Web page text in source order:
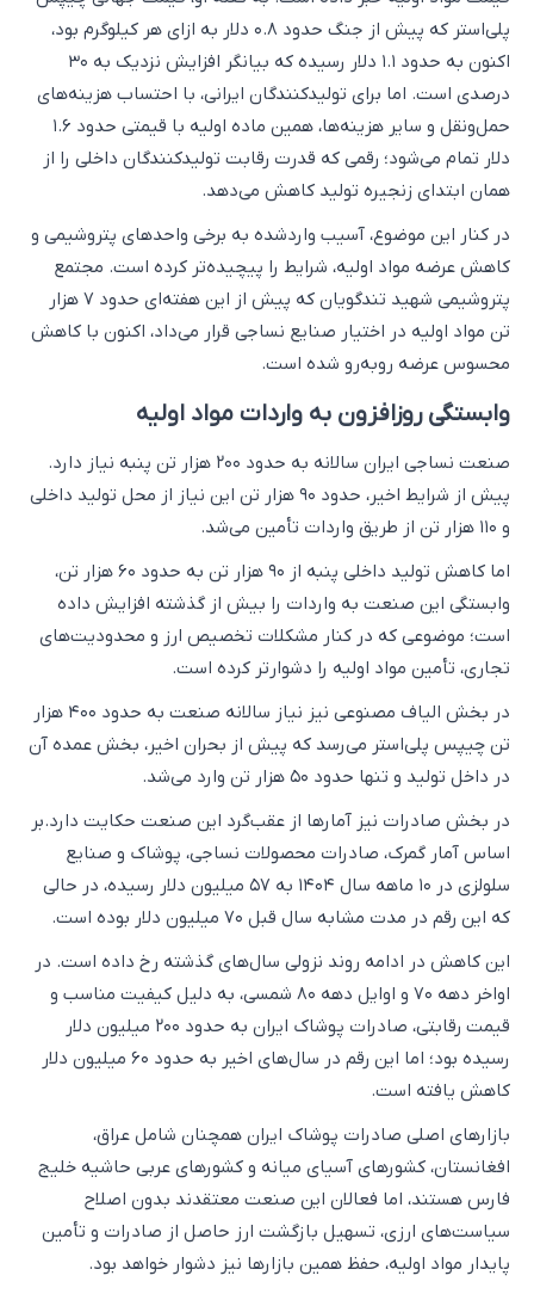
پلی‌استر که پیش از جنگ حدود ۰.۸ دلار به ازای هر کیلوگرم بود،
اکنون به حدود ۱.۱ دلار رسیده که بیانگر افزایش نزدیک به ۳۰
درصدی است. اما برای تولیدکنندگان ایرانی، با احتساب هزینه‌های
حمل‌ونقل و سایر هزینه‌ها، همین ماده اولیه با قیمتی حدود ۱.۶
دلار تمام می‌شود؛ رقمی که قدرت رقابت تولیدکنندگان داخلی را از
همان ابتدای زنجیره تولید کاهش می‌دهد.
در کنار این موضوع، آسیب واردشده به برخی واحدهای پتروشیمی و
کاهش عرضه مواد اولیه، شرایط را پیچیده‌تر کرده است. مجتمع
پتروشیمی شهید تندگویان که پیش از این هفته‌ای حدود ۷ هزار
تن مواد اولیه در اختیار صنایع نساجی قرار می‌داد، اکنون با کاهش
محسوس عرضه روبه‌رو شده است.
وابستگی روزافزون به واردات مواد اولیه
صنعت نساجی ایران سالانه به حدود ۲۰۰ هزار تن پنبه نیاز دارد.
پیش از شرایط اخیر، حدود ۹۰ هزار تن این نیاز از محل تولید داخلی
و ۱۱۰ هزار تن از طریق واردات تأمین می‌شد.
اما کاهش تولید داخلی پنبه از ۹۰ هزار تن به حدود ۶۰ هزار تن،
وابستگی این صنعت به واردات را بیش از گذشته افزایش داده
است؛ موضوعی که در کنار مشکلات تخصیص ارز و محدودیت‌های
تجاری، تأمین مواد اولیه را دشوارتر کرده است.
در بخش الیاف مصنوعی نیز نیاز سالانه صنعت به حدود ۴۰۰ هزار
تن چیپس پلی‌استر می‌رسد که پیش از بحران اخیر، بخش عمده آن
در داخل تولید و تنها حدود ۵۰ هزار تن وارد می‌شد.
در بخش صادرات نیز آمارها از عقب‌گرد این صنعت حکایت دارد.بر
اساس آمار گمرک، صادرات محصولات نساجی، پوشاک و صنایع
سلولزی در ۱۰ ماهه سال ۱۴۰۴ به ۵۷ میلیون دلار رسیده، در حالی
که این رقم در مدت مشابه سال قبل ۷۰ میلیون دلار بوده است.
این کاهش در ادامه روند نزولی سال‌های گذشته رخ داده است. در
اواخر دهه ۷۰ و اوایل دهه ۸۰ شمسی، به دلیل کیفیت مناسب و
قیمت رقابتی، صادرات پوشاک ایران به حدود ۲۰۰ میلیون دلار
رسیده بود؛ اما این رقم در سال‌های اخیر به حدود ۶۰ میلیون دلار
کاهش یافته است.
بازارهای اصلی صادرات پوشاک ایران همچنان شامل عراق،
افغانستان، کشورهای آسیای میانه و کشورهای عربی حاشیه خلیج
فارس هستند، اما فعالان این صنعت معتقدند بدون اصلاح
سیاست‌های ارزی، تسهیل بازگشت ارز حاصل از صادرات و تأمین
پایدار مواد اولیه، حفظ همین بازارها نیز دشوار خواهد بود.